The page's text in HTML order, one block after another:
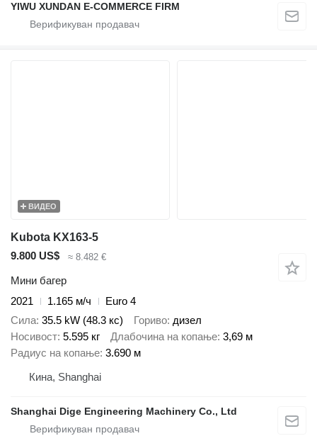
YIWU XUNDAN E-COMMERCE FIRM
ВИДЕО
Kubota KX163-5
9.800 US$
≈ 8.482 €
Мини багер
2021
1.165 м/ч
Euro 4
Сила 35.5 kW (48.3 кс) Гориво дизел
Носивост 5.595 кг Длабочина на копање 3,69 м
Радиус на копање 3.690 м
Кина, Shanghai
Shanghai Dige Engineering Machinery Co., Ltd